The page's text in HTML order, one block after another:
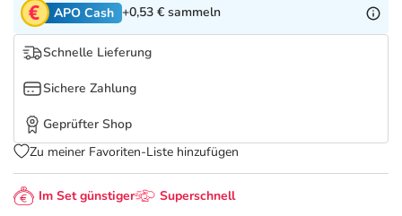
Im Set günstiger
Superschnell
APO Cash +0,53 € sammeln
Schnelle Lieferung
Sichere Zahlung
Geprüfter Shop
Zu meiner Favoriten-Liste hinzufügen